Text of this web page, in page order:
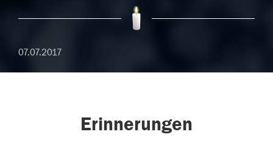
07.07.2017
Erinnerungen